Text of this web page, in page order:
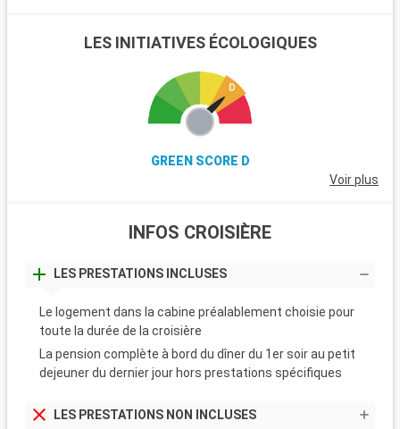
LES INITIATIVES ÉCOLOGIQUES
GREEN SCORE D
Voir plus
INFOS CROISIÈRE
LES PRESTATIONS INCLUSES
Le logement dans la cabine préalablement choisie pour
toute la durée de la croisière
La pension complète à bord du dîner du 1er soir au petit
dejeuner du dernier jour hors prestations spécifiques
LES PRESTATIONS NON INCLUSES